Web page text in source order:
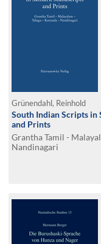
Grünendahl, Reinhold
South Indian Scripts
and Prints
Grantha Tamil -
Nandinagari